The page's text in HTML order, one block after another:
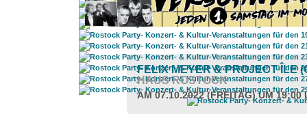
FELIX MEYER & PROJECT ÎLE
HAUS ROSTOCK
AM 07.10.2022 (FREITAG) UM 19:00